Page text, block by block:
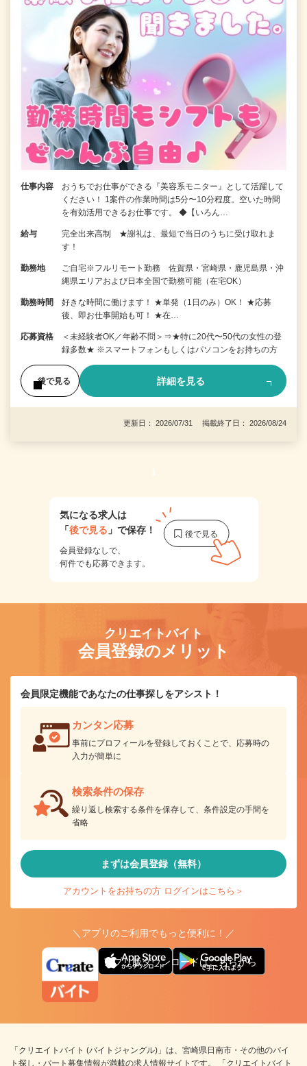
仕事内容
おうちでお仕事ができる『美容系モニター』として活躍して
ください！ 1案件の作業時間は5分〜10分程度。空いた時間
を有効活用できるお仕事です。 ◆【いろん…
給与
完全出来高制 ★謝礼は、最短で当日のうちに受け取れま
す！
勤務地
ご自宅※フルリモート勤務 佐賀県・宮崎県・鹿児島県・沖
縄県エリアおよび日本全国で勤務可能（在宅OK）
勤務時間
好きな時間に働けます！ ★単発（1日のみ）OK！ ★応募
後、即お仕事開始も可！ ★在…
応募資格
＜未経験者OK／年齢不問＞⇒★特に20代〜50代の女性の登
録多数★ ※スマートフォンもしくはパソコンをお持ちの方
後で見る 詳細を見る
更新日： 2026/07/31 掲載終了日： 2026/08/24
1
気になる求人は
「後で見る 」で保存！
会員登録なしで、
何件でも応募できます。
クリエイトバイト
会員登録のメリット
会員限定機能であなたの仕事探しをアシスト！
カンタン応募
事前にプロフィールを登録しておくことで、応募時の
入力が簡単に
検索条件の保存
繰り返し検索する条件を保存して、条件設定の手間を
省略
まずは会員登録（無料）
アカウントをお持ちの方 ログインはこちら＞
＼アプリのご利用でもっと便利に！／
アプリ版ダウンロードはこちらから
「クリエイトバイト (バイトジャングル)」は、宮崎県日南市・その他のバイ
ト探し・パート募集情報が満載の求人情報サイトです。 「クリエイトバイト